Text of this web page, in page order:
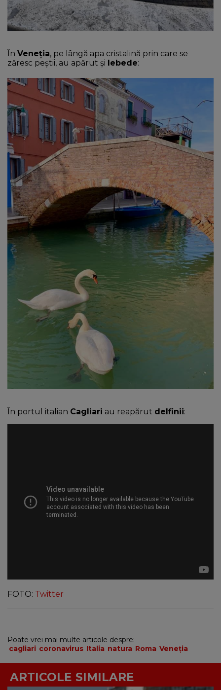
În Veneția, pe lângă apa cristalină prin care se
zăresc peștii, au apărut și lebede:
În portul italian Cagliari au reapărut delfinii:
FOTO: Twitter
Poate vrei mai multe articole despre:
cagliari coronavirus Italia natura Roma Veneția
ARTICOLE SIMILARE